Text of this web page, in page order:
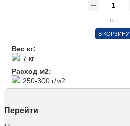
шт
В КОРЗИНУ
Вес кг:
7 кг
Расход м2:
250-300 г/м2
Перейти